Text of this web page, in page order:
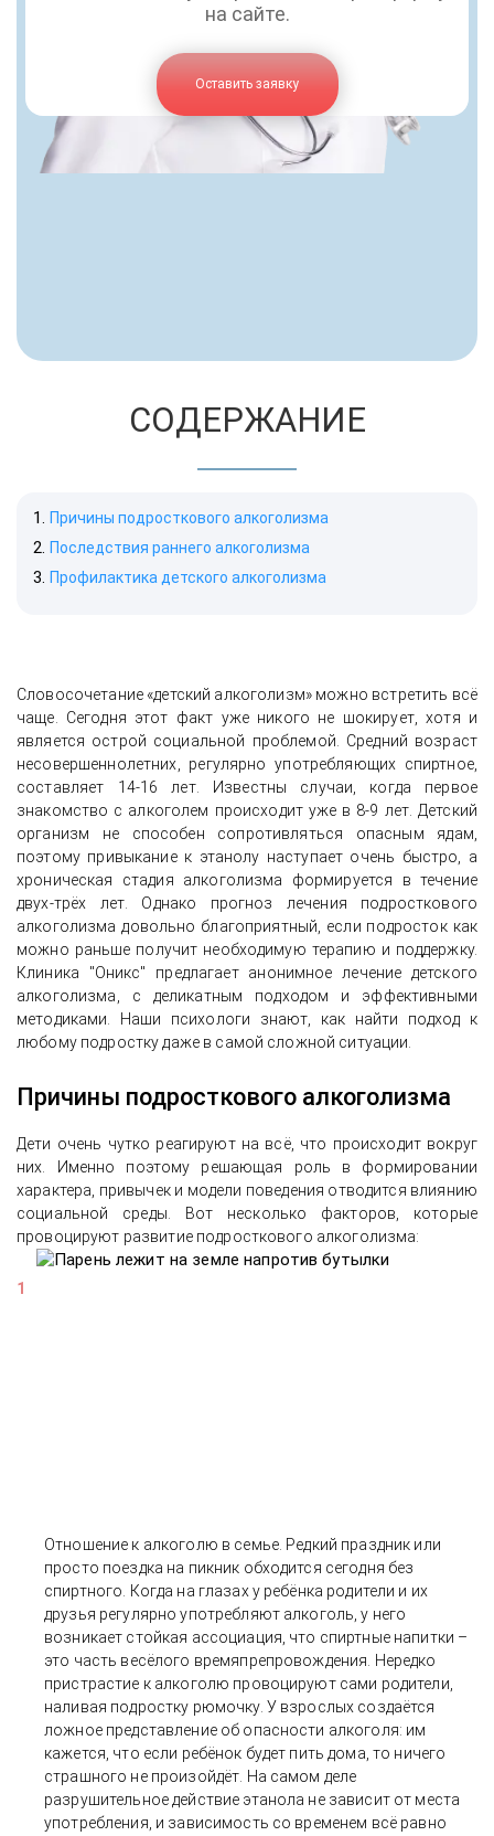
на сайте.
Оставить заявку
СОДЕРЖАНИЕ
Причины подросткового алкоголизма
Последствия раннего алкоголизма
Профилактика детского алкоголизма
Словосочетание «детский алкоголизм» можно встретить всё
чаще. Сегодня этот факт уже никого не шокирует, хотя и
является острой социальной проблемой. Средний возраст
несовершеннолетних, регулярно употребляющих спиртное,
составляет 14-16 лет. Известны случаи, когда первое
знакомство с алкоголем происходит уже в 8-9 лет. Детский
организм не способен сопротивляться опасным ядам,
поэтому привыкание к этанолу наступает очень быстро, а
хроническая стадия алкоголизма формируется в течение
двух-трёх лет. Однако прогноз лечения подросткового
алкоголизма довольно благоприятный, если подросток как
можно раньше получит необходимую терапию и поддержку.
Клиника "Оникс" предлагает анонимное лечение детского
алкоголизма, с деликатным подходом и эффективными
методиками. Наши психологи знают, как найти подход к
любому подростку даже в самой сложной ситуации.
Причины подросткового алкоголизма
Дети очень чутко реагируют на всё, что происходит вокруг
них. Именно поэтому решающая роль в формировании
характера, привычек и модели поведения отводится влиянию
социальной среды. Вот несколько факторов, которые
провоцируют развитие подросткового алкоголизма:
Отношение к алкоголю в семье. Редкий праздник или
просто поездка на пикник обходится сегодня без
спиртного. Когда на глазах у ребёнка родители и их
друзья регулярно употребляют алкоголь, у него
возникает стойкая ассоциация, что спиртные напитки –
это часть весёлого времяпрепровождения. Нередко
пристрастие к алкоголю провоцируют сами родители,
наливая подростку рюмочку. У взрослых создаётся
ложное представление об опасности алкоголя: им
кажется, что если ребёнок будет пить дома, то ничего
страшного не произойдёт. На самом деле
разрушительное действие этанола не зависит от места
употребления, и зависимость со временем всё равно